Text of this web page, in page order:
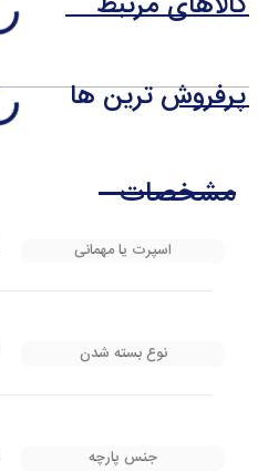
پرفروش ترین ها
مشخصات
اسپرت یا مهمانی
نوع بسته شدن
جنس پارچه